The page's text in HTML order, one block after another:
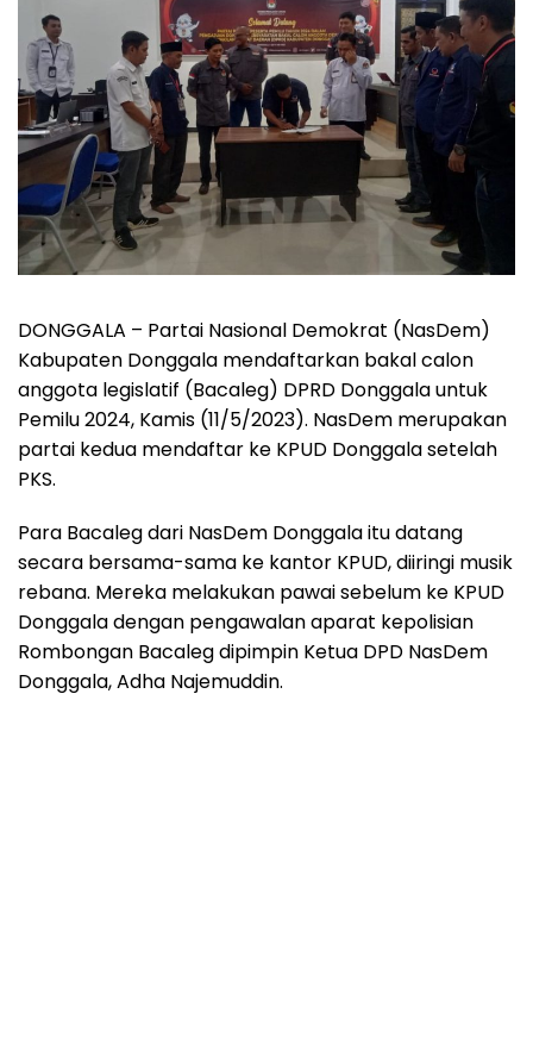
DONGGALA – Partai Nasional Demokrat (NasDem)
Kabupaten Donggala mendaftarkan bakal calon
anggota legislatif (Bacaleg) DPRD Donggala untuk
Pemilu 2024, Kamis (11/5/2023). NasDem merupakan
partai kedua mendaftar ke KPUD Donggala setelah
PKS.
Para Bacaleg dari NasDem Donggala itu datang
secara bersama-sama ke kantor KPUD, diiringi musik
rebana. Mereka melakukan pawai sebelum ke KPUD
Donggala dengan pengawalan aparat kepolisian
Rombongan Bacaleg dipimpin Ketua DPD NasDem
Donggala, Adha Najemuddin.